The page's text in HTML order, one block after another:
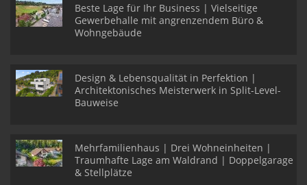
Beste Lage für Ihr Business | Vielseitige
Gewerbehalle mit angrenzendem Büro &
Wohngebäude
Design & Lebensqualität in Perfektion |
Architektonisches Meisterwerk in Split-Level-
Bauweise
Mehrfamilienhaus | Drei Wohneinheiten |
Traumhafte Lage am Waldrand | Doppelgarage
& Stellplätze